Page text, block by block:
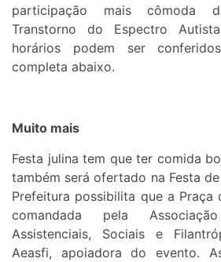
participação mais cômoda
Transtorno do Espectro
horários podem ser
completa abaixo.
Muito mais
Festa julina tem que ter comida
também será ofertado na Festa
Prefeitura possibilita que a Praça
comandada pela
Assistenciais, Sociais e
Aeasfi, apoiadora do evento.